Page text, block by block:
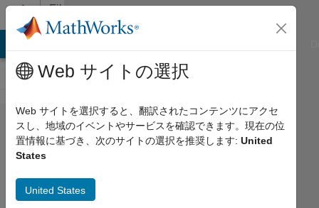
コンテンツへスキップ
File
Exchange
Transfer
Learning
Transfer Learning of Pre-trained
Web サイトの選択
Web サイトを選択すると、翻訳されたコンテンツにアクセ
スし、地域のイベントやサービスを確認できます。現在の位
置情報に基づき、次のサイトの選択を推奨します: United
States
United States